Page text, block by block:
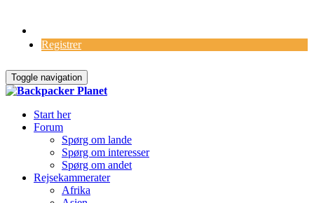
Registrer
Toggle navigation
Start her
Forum
Spørg om lande
Spørg om interesser
Spørg om andet
Rejsekammerater
Afrika